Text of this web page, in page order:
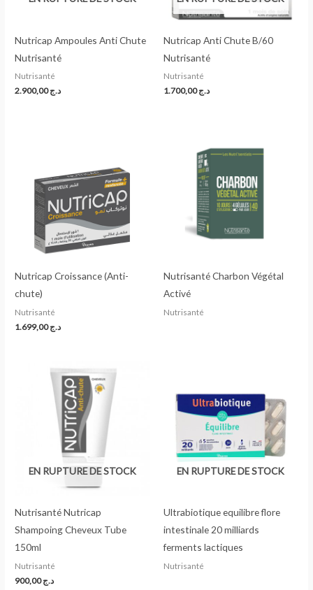
Nutricap Ampoules Anti Chute
Nutrisanté
Nutrisanté
د.ج2.900,00
Nutricap Anti Chute B/60
Nutrisanté
Nutrisanté
د.ج1.700,00
Nutricap Croissance (Anti-
chute)
Nutrisanté
د.ج1.699,00
Nutrisanté Charbon Végétal
Activé
Nutrisanté
EN RUPTURE DE STOCK
Nutrisanté Nutricap
Shampoing Cheveux Tube
150ml
Nutrisanté
د.ج900,00
EN RUPTURE DE STOCK
Ultrabiotique equilibre flore
intestinale 20 milliards
ferments lactiques
Nutrisanté